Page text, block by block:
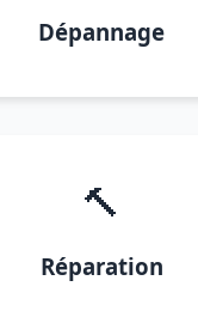
Dépannage
🔨
Réparation